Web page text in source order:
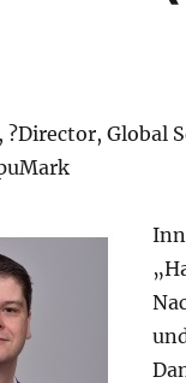
?Director, Global